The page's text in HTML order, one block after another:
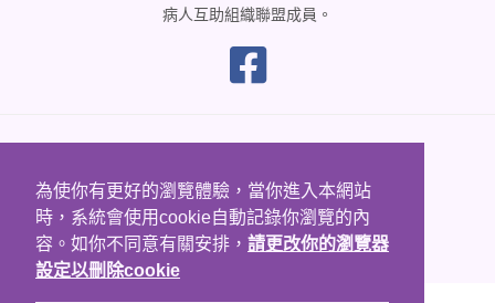
為使你有更好的瀏覽體驗，當你進入本網站
時，系統會使用cookie自動記錄你瀏覽的內
容。如你不同意有關安排， 請更改你的瀏覽器
設定以刪除cookie
病人互助組織聯盟成員。
Website donated by
Five Software Pty Ltd.